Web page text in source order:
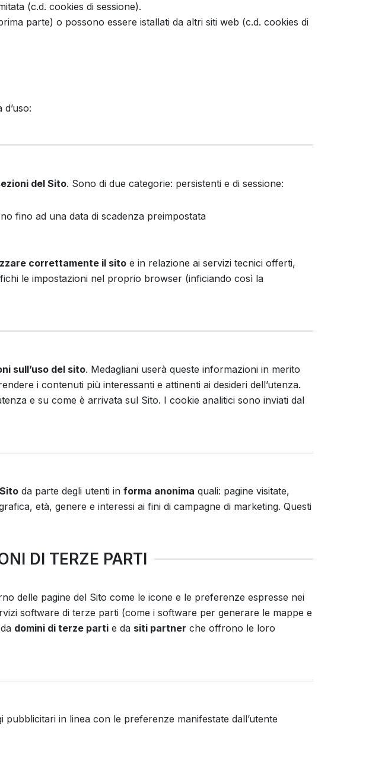
(c.d. cookies di sessione).
parte) o possono essere istallati da altri siti web (c.d. cookies di
del Sito. Sono di due categorie: persistenti e di sessione:
fino ad una data di scadenza preimpostata
correttamente il sito e in relazione ai servizi tecnici offerti,
le impostazioni nel proprio browser (inficiando così la
sull’uso del sito. Medagliani userà queste informazioni in merito
i contenuti più interessanti e attinenti ai desideri dell’utenza.
e su come è arrivata sul Sito. I cookie analitici sono inviati dal
da parte degli utenti in forma anonima quali: pagine visitate,
età, genere e interessi ai fini di campagne di marketing. Questi
DI TERZE PARTI
delle pagine del Sito come le icone e le preferenze espresse nei
software di terze parti (come i software per generare le mappe e
domini di terze parti e da siti partner che offrono le loro
in linea con le preferenze manifestate dall’utente